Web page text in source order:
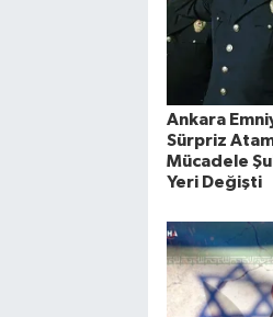
Ankara
Sürpriz
Mücadele
Yeri Değişti